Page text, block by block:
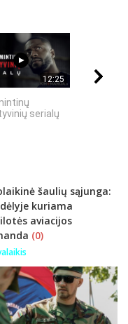
12:25
serialų
šaulių sąjunga:
kuriama
aviacijos
(0)